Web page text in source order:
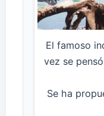
El famoso
vez se
Se ha